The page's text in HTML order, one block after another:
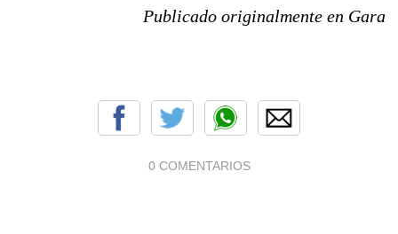
Publicado originalmente en Gara
0 COMENTARIOS